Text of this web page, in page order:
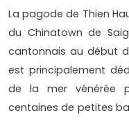
La pagode de Thien
du Chinatown de
cantonnais au début
est principalement
de la mer vénérée
centaines de petites